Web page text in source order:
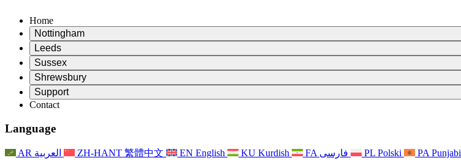
Home
Nottingham
Review
Președintele revizuirii
Echipa independentă de evaluare
Termeni de referință
Raportul final al evaluării independente
Întrebări frecvente
Procesul de feedback al familiei
Buletine informative
Leeds
Review
Președintele revizuirii
Echipa independentă de evaluare
Termeni de referință
Contact
Sprijin psihologic pentru familii
Actualizări pentru familii
Evenimente
For Staff
Sussex
Review
Președintele revizuirii
Echipa independentă de evaluare
Termeni de referință
For Families
Actualizări pentru familii
Shrewsbury
Review
Termeni de referință pentru revizuirea maternității
Raportul final al evaluării independente
Primul raport al evaluării independente
For Families
Support
Leeds
Nottingham
Serviciul de asistență psihologică familială
Sprijin în caz de criză în domeniul sănătății mintale
Servicii regionale Nottingham
Contact
Language
AR العربية ZH-HANT 繁體中文 EN English KU Kurdish FA فارسی PL Polski PA Punjabi